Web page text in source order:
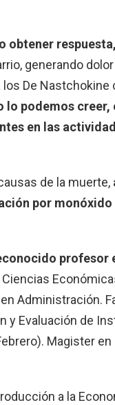
obtener
generando
De Nastchokine
lo podemos creer,
en las
de la muerte,
por monóxido
profesor
Administración.
y Evaluación de
Magister en
a la